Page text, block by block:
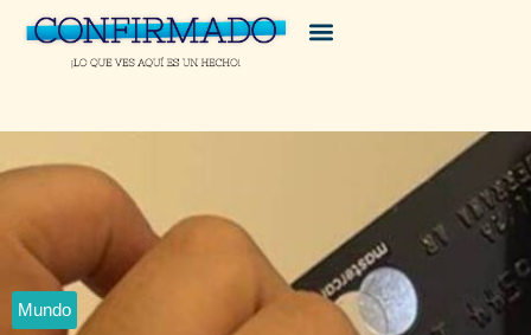
Mundo